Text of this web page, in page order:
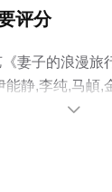
评分
妻子的浪漫旅
能静,李纯,马頔,
中国大陆综艺节
视猫或剧情网
